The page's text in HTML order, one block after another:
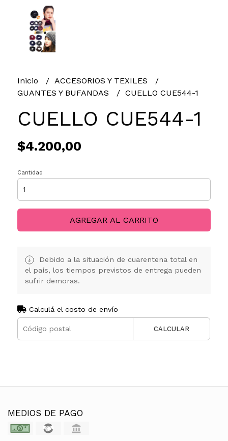
Inicio
ACCESORIOS Y TEXILES
GUANTES Y BUFANDAS
CUELLO CUE544-1
CUELLO CUE544-1
$4.200,00
Cantidad
AGREGAR AL CARRITO
Debido a la situación de cuarentena total en
el país, los tiempos previstos de entrega pueden
sufrir demoras.
Calculá el costo de envío
CALCULAR
MEDIOS DE PAGO